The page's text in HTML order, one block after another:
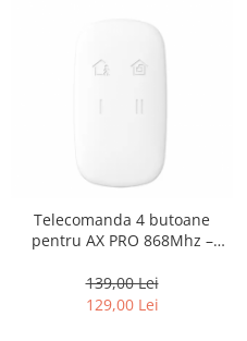
Telecomanda 4 butoane
pentru AX PRO 868Mhz –
139,00 Lei
129,00 Lei